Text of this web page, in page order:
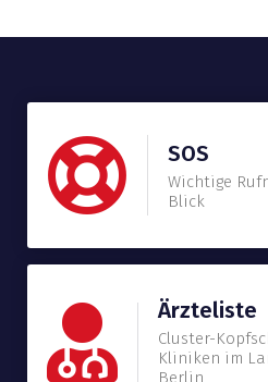
SOS
Wichtige
Blick
Ärzteliste
Cluster-
Kliniken im